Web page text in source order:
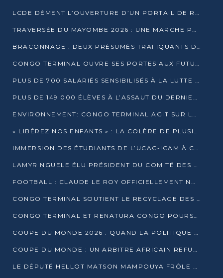
LCDE DÉMENT L’OUVERTURE D’UN PORTAIL DE RECRUTEMENT ET APPELLE À LA VIGILANCE
TRAVERSÉE DU MAYOMBE 2026 : UNE MARCHE POUR SENSIBILISER ET DÉPISTER AU DIABÈTE
BRACONNAGE : DEUX PRÉSUMÉS TRAFIQUANTS D’HIPPOPOTAME ÉCROUÉS À BRAZZAVILLE
CONGO TERMINAL OUVRE SES PORTES AUX FUTURS INGÉNIEURS DE L’UCAC-ICAM
PLUS DE 700 SALARIÉS SENSIBILISÉS À LA LUTTE CONTRE LA TUBERCULOSE À CONGO TERMINAL
PLUS DE 149 000 ÉLÈVES À L’ASSAUT DU DERNIER CEPE
ENVIRONNEMENT: CONGO TERMINAL AGIT SUR LE TERRAIN ET FORME LES PLUS JEUNES
« LIBÉREZ NOS ENFANTS » : LA COLÈRE DE PLUSIEURS MÈRES À BRAZZAVILLE CONTRE LA DGSP
IMMERSION DES ÉTUDIANTS DE L’UCAC-ICAM À CONGO TERMINAL
LAMYR NGUELE ÉLU PRÉSIDENT DU COMITÉ DES MEMBRES D’HONNEUR DU PCT
FOOTBALL : CLAUDE LE ROY OFFICIELLEMENT NOMMÉ SÉLECTIONNEUR DU CONGO
CONGO TERMINAL SOUTIENT LE RECYCLAGE DES DÉCHETS PLASTIQUES À POINTE-NOIRE
CONGO TERMINAL ET RENATURA CONGO POURSUIVENT LEUR COMBAT POUR LA BIODIVERSITÉ
COUPE DU MONDE 2026 : QUAND LA POLITIQUE MENACE L’UNIVERSALITÉ DU FOOTBALL
COUPE DU MONDE : UN ARBITRE AFRICAIN REFUSÉ À L’ENTRÉE DES ÉTATS-UNIS
LE DÉPUTÉ HELLOT MATSON MAMPOUYA FRÔLE LA MORT LORS D’UNE EMBUSCADE DZNS LE POOL